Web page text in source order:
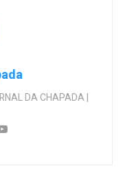
DA CHAPADA |